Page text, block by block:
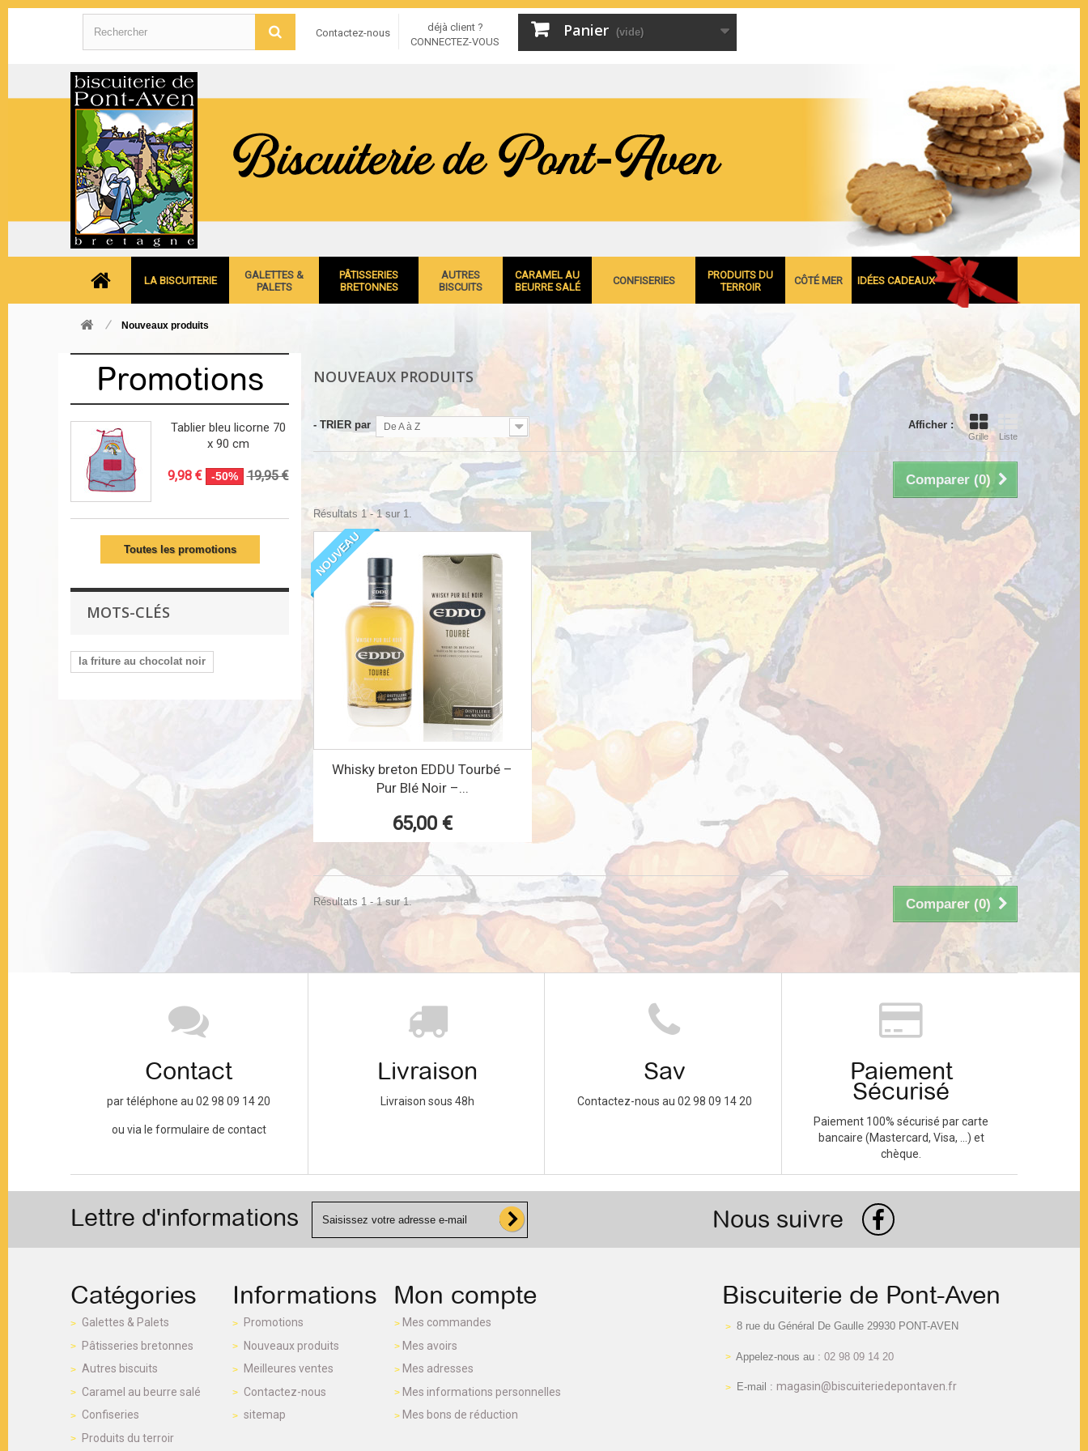
Contactez-nous
déjà client ?
CONNECTEZ-VOUS
Panier (vide)
LA BISCUITERIE
GALETTES &
PALETS
PÂTISSERIES
BRETONNES
AUTRES
BISCUITS
CARAMEL AU
BEURRE SALÉ
CONFISERIES
PRODUITS DU
TERROIR
CÔTÉ MER IDÉES CADEAUX
Nouveaux produits
Promotions
Tablier bleu licorne 70
x 90 cm
9,98 € -50% 19,95 €
Toutes les promotions
MOTS-CLÉS
la friture au chocolat noir
NOUVEAUX PRODUITS
Afficher :
Grille Liste
- TRIER par De A à Z
Comparer (0)
Résultats 1 - 1 sur 1.
NOUVEAU
Whisky breton EDDU Tourbé –
Pur Blé Noir –...
65,00 €
Comparer (0)
Résultats 1 - 1 sur 1.
Contact
par téléphone au 02 98 09 14 20
ou via le formulaire de contact
Livraison
Livraison sous 48h
Sav
Contactez-nous au 02 98 09 14 20
Paiement
Sécurisé
Paiement 100% sécurisé par carte
bancaire (Mastercard, Visa, ...) et
chèque.
Lettre d'informations Nous suivre
Catégories
Galettes & Palets
Pâtisseries bretonnes
Autres biscuits
Caramel au beurre salé
Confiseries
Produits du terroir
Informations
Promotions
Nouveaux produits
Meilleures ventes
Contactez-nous
sitemap
Mon compte
Mes commandes
Mes avoirs
Mes adresses
Mes informations personnelles
Mes bons de réduction
Biscuiterie de Pont-Aven
8 rue du Général De Gaulle 29930 PONT-AVEN
Appelez-nous au : 02 98 09 14 20
E-mail : magasin@biscuiteriedepontaven.fr